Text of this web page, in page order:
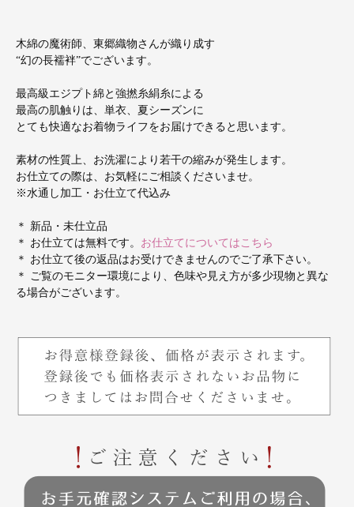
木綿の魔術師、東郷織物さんが織り成す
“幻の長襦袢”でございます。
最高級エジプト綿と強撚糸絹糸による
最高の肌触りは、単衣、夏シーズンに
とても快適なお着物ライフをお届けできると思います。
素材の性質上、お洗濯により若干の縮みが発生します。
お仕立ての際は、お気軽にご相談くださいませ。
※水通し加工・お仕立て代込み
＊ 新品・未仕立品
＊ お仕立ては無料です。 お仕立てについてはこちら
＊ お仕立て後の返品はお受けできませんのでご了承下さい。
＊ ご覧のモニター環境により、色味や見え方が多少現物と異な
る場合がございます。